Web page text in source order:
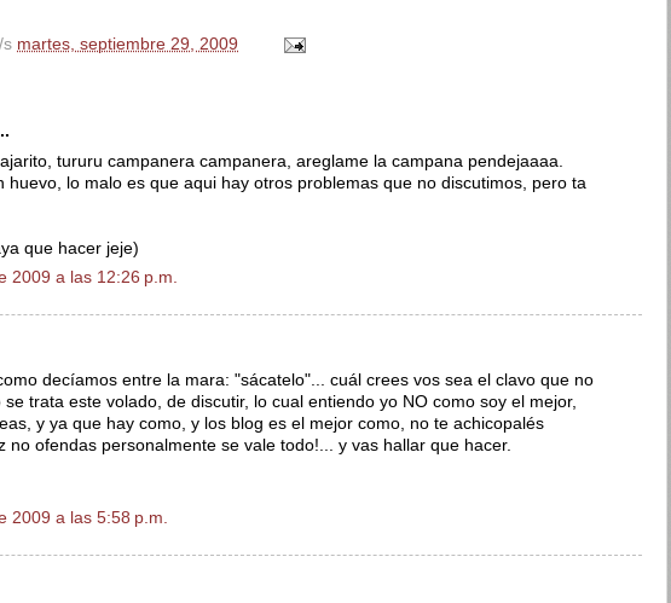
s martes, septiembre 29, 2009
tururu campanera campanera, areglame la campana pendejaaaa.
huevo, lo malo es que aqui hay otros problemas que no discutimos, pero ta
que hacer jeje)
2009 a las 12:26 p.m.
decíamos entre la mara: "sácatelo"... cuál crees vos sea el clavo que no
trata este volado, de discutir, lo cual entiendo yo NO como soy el mejor,
y ya que hay como, y los blog es el mejor como, no te achicopalés
no ofendas personalmente se vale todo!... y vas hallar que hacer.
2009 a las 5:58 p.m.